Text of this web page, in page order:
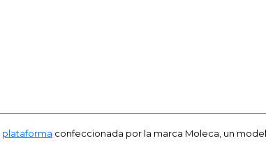
plataforma confeccionada por la marca Moleca, un